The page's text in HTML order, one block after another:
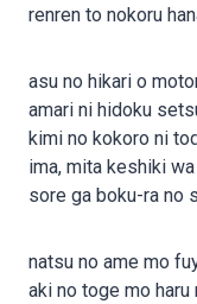
renren to nokoru
asu no hikari o
amari ni hidoku
kimi no kokoro ni
ima, mita keshiki
sore ga boku-ra no
natsu no ame mo
aki no toge mo haru